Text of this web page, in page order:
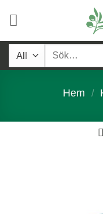
content
Sök
Hem /